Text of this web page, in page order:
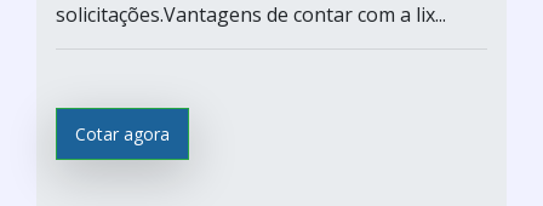
solicitações.Vantagens de contar com a lix...
Cotar agora